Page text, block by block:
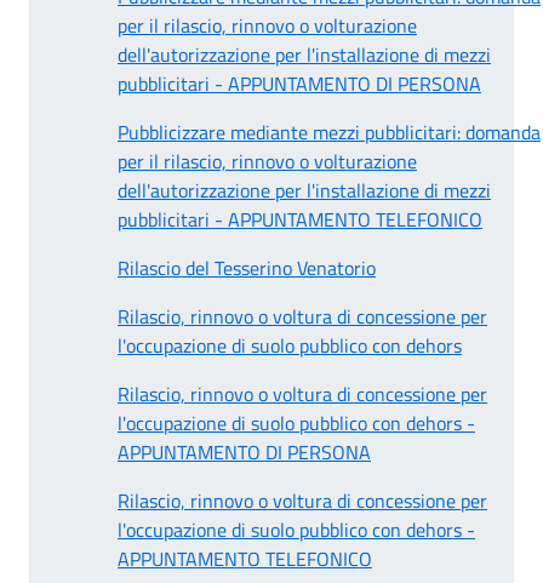
per il rilascio, rinnovo o volturazione
dell'autorizzazione per l'installazione di mezzi
pubblicitari - APPUNTAMENTO DI PERSONA
Pubblicizzare mediante mezzi pubblicitari: domanda
per il rilascio, rinnovo o volturazione
dell'autorizzazione per l'installazione di mezzi
pubblicitari - APPUNTAMENTO TELEFONICO
Rilascio del Tesserino Venatorio
Rilascio, rinnovo o voltura di concessione per
l'occupazione di suolo pubblico con dehors
Rilascio, rinnovo o voltura di concessione per
l'occupazione di suolo pubblico con dehors -
APPUNTAMENTO DI PERSONA
Rilascio, rinnovo o voltura di concessione per
l'occupazione di suolo pubblico con dehors -
APPUNTAMENTO TELEFONICO